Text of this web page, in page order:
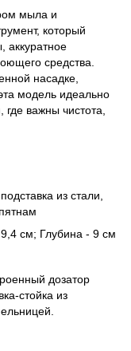
мыла и
который
аккуратное
средства.
насадке,
модель идеально
важны чистота,
из стали,
см; Глубина - 9 см
дозатор
стойка из